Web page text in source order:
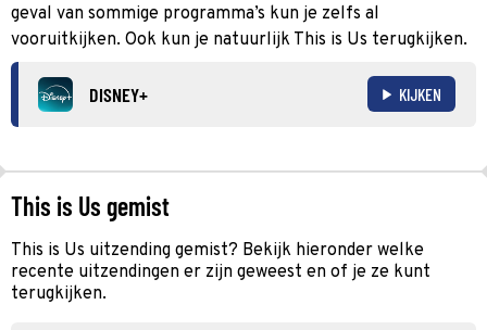
geval van sommige programma’s kun je zelfs al
vooruitkijken. Ook kun je natuurlijk This is Us terugkijken.
DISNEY+ KIJKEN
This is Us gemist
This is Us uitzending gemist? Bekijk hieronder welke
recente uitzendingen er zijn geweest en of je ze kunt
terugkijken.